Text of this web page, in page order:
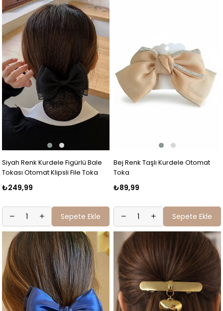
Siyah Renk Kurdele Figürlü Bale
Tokası Otomat Klipsli File Toka
₺249,99
Sepete Ekle
Bej Renk Taşlı Kurdele Otomat
Toka
₺89,99
Sepete Ekle